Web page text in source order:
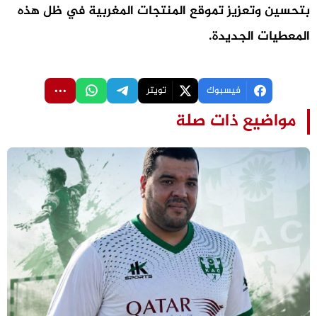
بتحسين وتعزيز تموقع المنتجات المغربية في ظل هذه
المعطيات الجديدة.
فيسبوك تويتر
مواضيع ذات صلة